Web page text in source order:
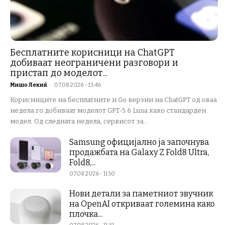
Бесплатните корисници на ChatGPT
добиваат неограничени разговори и
пристап до моделот...
Мишо Лекиќ - 07.08.2026 - 13:46
Корисниците на бесплатните и Go верзии на ChatGPT од оваа
недела го добиваат моделот GPT-5.6 Luna како стандарден
модел. Од следната недела, сервисот за...
Samsung официјално ја започнува
продажбата на Galaxy Z Fold8 Ultra,
Fold8,...
07.08.2026 - 11:50
Нови детали за паметниот звучник
на OpenAI откриваат големина како
плочка...